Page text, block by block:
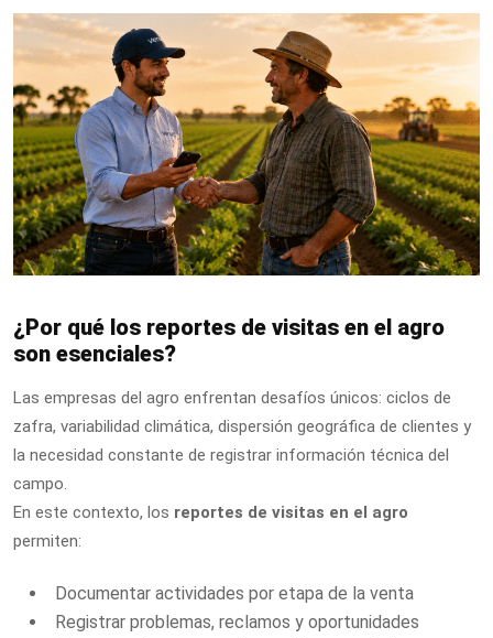
¿Por qué los reportes de visitas en el agro
son esenciales?
Las empresas del agro enfrentan desafíos únicos: ciclos de
zafra, variabilidad climática, dispersión geográfica de clientes y
la necesidad constante de registrar información técnica del
campo.
En este contexto, los reportes de visitas en el agro
permiten:
Documentar actividades por etapa de la venta
Registrar problemas, reclamos y oportunidades